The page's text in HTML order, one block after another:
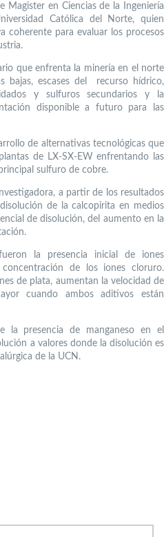
Magister en Ciencias de la Ingeniería
Católica del Norte, quien
coherente para evaluar los procesos
que enfrenta la minería en el norte
bajas, escases del recurso hídrico,
y sulfuros secundarios y la
disponible a futuro para las
de alternativas tecnológicas que
de LX-SX-EW enfrentando las
sulfuro de cobre.
a partir de los resultados
de la calcopirita en medios
de disolución, del aumento en la
la presencia inicial de iones
de los iones cloruro.
de plata, aumentan la velocidad de
cuando ambos aditivos están
la presencia de manganeso en el
a valores donde la disolución es
de la UCN.